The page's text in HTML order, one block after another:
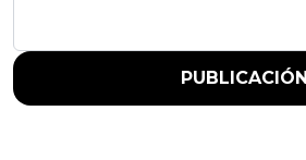
PUBLICACIÓN